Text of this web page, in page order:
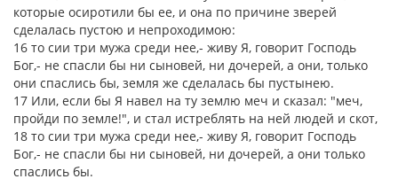
которые осиротили бы ее, и она по причине зверей
сделалась пустою и непроходимою:
16 то сии три мужа среди нее,- живу Я, говорит Господь
Бог,- не спасли бы ни сыновей, ни дочерей, а они, только
они спаслись бы, земля же сделалась бы пустынею.
17 Или, если бы Я навел на ту землю меч и сказал: "меч,
пройди по земле!", и стал истреблять на ней людей и скот,
18 то сии три мужа среди нее,- живу Я, говорит Господь
Бог,- не спасли бы ни сыновей, ни дочерей, а они только
спаслись бы.